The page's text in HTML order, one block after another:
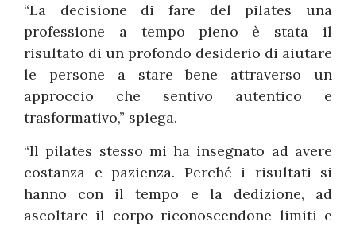
“La decisione di fare del pilates una
professione a tempo pieno è stata il
risultato di un profondo desiderio di aiutare
le persone a stare bene attraverso un
approccio che sentivo autentico e
trasformativo,” spiega.
“Il pilates stesso mi ha insegnato ad avere
costanza e pazienza. Perché i risultati si
hanno con il tempo e la dedizione, ad
ascoltare il corpo riconoscendone limiti e